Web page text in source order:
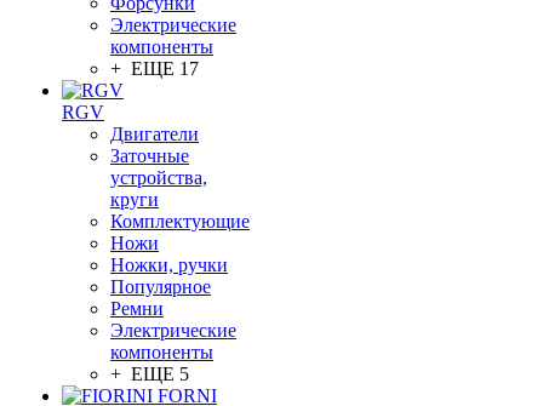
Электрические
компоненты
+ ЕЩЕ 17
RGV
Двигатели
Заточные
устройства,
круги
Комплектующие
Ножи
Ножки, ручки
Популярное
Ремни
Электрические
компоненты
+ ЕЩЕ 5